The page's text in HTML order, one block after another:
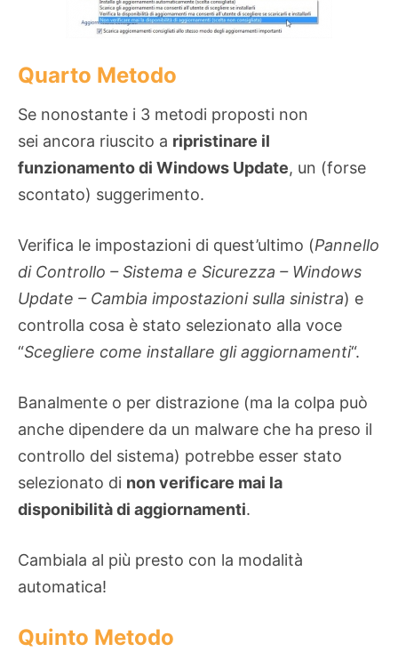
Quarto Metodo
Se nonostante i 3 metodi proposti non
sei ancora riuscito a ripristinare il
funzionamento di Windows Update, un (forse
scontato) suggerimento.
Verifica le impostazioni di quest’ultimo (Pannello
di Controllo – Sistema e Sicurezza – Windows
Update – Cambia impostazioni sulla sinistra) e
controlla cosa è stato selezionato alla voce
“Scegliere come installare gli aggiornamenti“.
Banalmente o per distrazione (ma la colpa può
anche dipendere da un malware che ha preso il
controllo del sistema) potrebbe esser stato
selezionato di non verificare mai la
disponibilità di aggiornamenti.
Cambiala al più presto con la modalità
automatica!
Quinto Metodo